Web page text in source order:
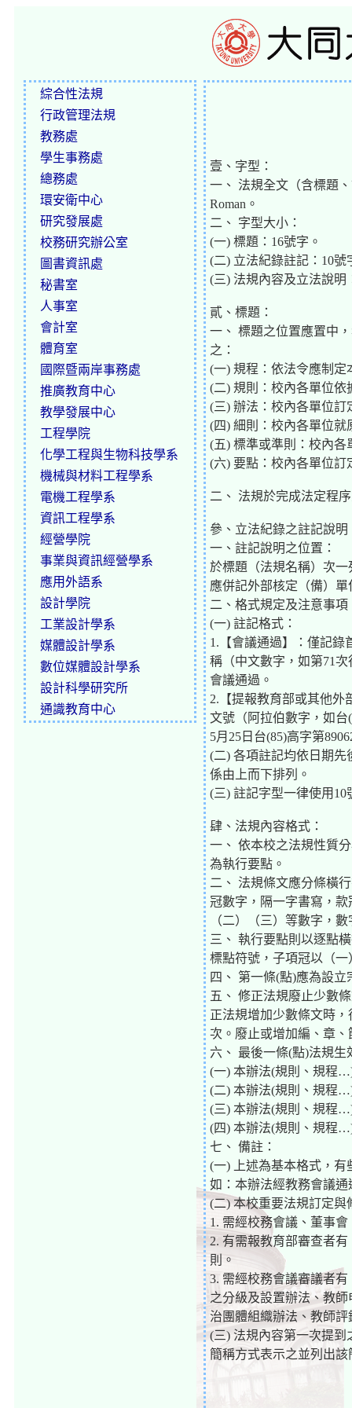
綜合性法規
行政管理法規
教務處
學生事務處
總務處
環安衛中心
研究發展處
校務研究辦公室
圖書資訊處
秘書室
人事室
會計室
體育室
國際暨兩岸事務處
推廣教育中心
教學發展中心
工程學院
化學工程與生物科技學系
機械與材料工程學系
電機工程學系
資訊工程學系
經營學院
事業與資訊經營學系
應用外語系
設計學院
工業設計學系
媒體設計學系
數位媒體設計學系
設計科學研究所
通識教育中心
壹、字型：
一、 法規全文（含標題
Roman。
二、 字型大小：
(一) 標題：16號字。
(二) 立法紀錄註記：10號
(三) 法規內容及立法說明
貳、標題：
一、 標題之位置應置中
之：
(一) 規程：依法令應制
(二) 規則：校內各單位
(三) 辦法：校內各單位
(四) 細則：校內各單位
(五) 標準或準則：校內
(六) 要點：校內各單位
二、 法規於完成法定程
參、立法紀錄之註記說明
一、註記說明之位置：
於標題（法規名稱）次
應併記外部核定（備）
二、格式規定及注意事項
(一) 註記格式：
1.【會議通過】：僅記錄
稱（中文數字，如第71
會議通過。
2.【提報教育部或其他外
文號（阿拉伯數字，如台
5月25日台(85)高字第
(二) 各項註記均依日期
係由上而下排列。
(三) 註記字型一律使用
肆、法規內容格式：
一、 依本校之法規性質
為執行要點。
二、 法規條文應分條橫
冠數字，隔一字書寫，
（二）（三）等數字，
三、 執行要點則以逐點
標點符號，子項冠以（
四、 第一條(點)應為設
五、 修正法規廢止少數
正法規增加少數條文時
次。廢止或增加編、章
六、 最後一條(點)法規
(一) 本辦法(規則、規程
(二) 本辦法(規則、規程
(三) 本辦法(規則、規程
(四) 本辦法(規則、規程
七、 備註：
(一) 上述為基本格式，
如：本辦法經教務會議
(二) 本校重要法規訂定與
1. 需經校務會議、董事
2. 有需報教育部審查者
則。
3. 需經校務會議審議者
之分級及設置辦法、教
治團體組織辦法、教師評
(三) 法規內容第一次提
簡稱方式表示之並列出該